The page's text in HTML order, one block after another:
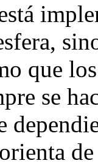
que
se